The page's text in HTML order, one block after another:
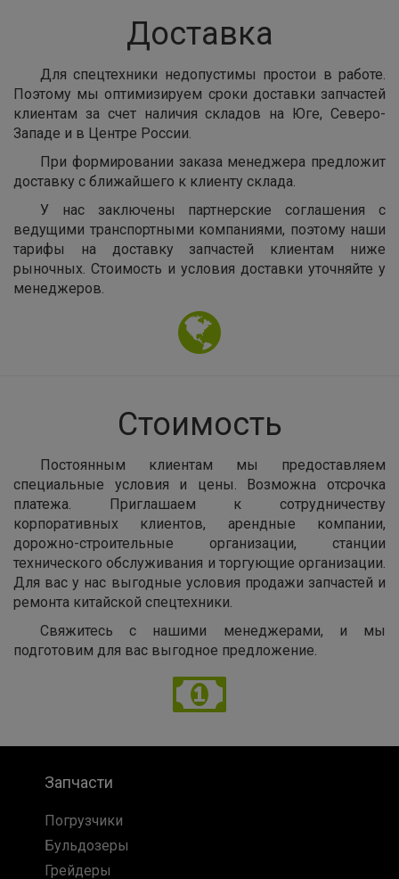
Доставка
Для спецтехники недопустимы простои в работе.
Поэтому мы оптимизируем сроки доставки запчастей
клиентам за счет наличия складов на Юге, Северо-
Западе и в Центре России.
При формировании заказа менеджера предложит
доставку с ближайшего к клиенту склада.
У нас заключены партнерские соглашения с
ведущими транспортными компаниями, поэтому наши
тарифы на доставку запчастей клиентам ниже
рыночных. Стоимость и условия доставки уточняйте у
менеджеров.
Стоимость
Постоянным клиентам мы предоставляем
специальные условия и цены. Возможна отсрочка
платежа. Приглашаем к сотрудничеству
корпоративных клиентов, арендные компании,
дорожно-строительные организации, станции
технического обслуживания и торгующие организации.
Для вас у нас выгодные условия продажи запчастей и
ремонта китайской спецтехники.
Свяжитесь с нашими менеджерами, и мы
подготовим для вас выгодное предложение.
Запчасти
Погрузчики
Бульдозеры
Грейдеры